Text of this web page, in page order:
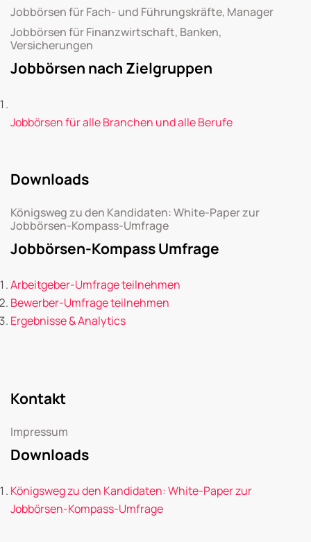
Jobbörsen für Fach- und Führungskräfte, Manager
Jobbörsen für Finanzwirtschaft, Banken,
Versicherungen
Jobbörsen nach Zielgruppen
Jobbörsen für alle Branchen und alle Berufe
Downloads
Königsweg zu den Kandidaten: White-Paper zur
Jobbörsen-Kompass-Umfrage
Jobbörsen-Kompass Umfrage
Arbeitgeber-Umfrage teilnehmen
Bewerber-Umfrage teilnehmen
Ergebnisse & Analytics
Kontakt
Impressum
Downloads
Königsweg zu den Kandidaten: White-Paper zur
Jobbörsen-Kompass-Umfrage